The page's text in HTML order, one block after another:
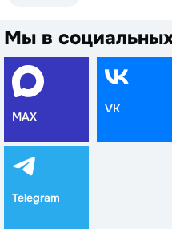
Мы в
MAX
VK
Telegram